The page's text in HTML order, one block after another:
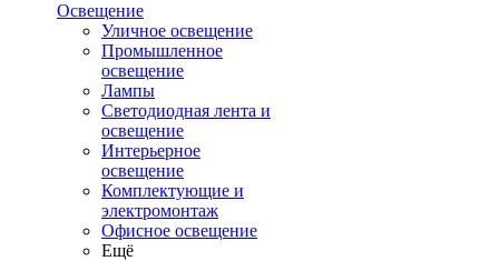
Освещение
Уличное освещение
Промышленное
освещение
Лампы
Светодиодная лента и
освещение
Интерьерное
освещение
Комплектующие и
электромонтаж
Офисное освещение
Ещё